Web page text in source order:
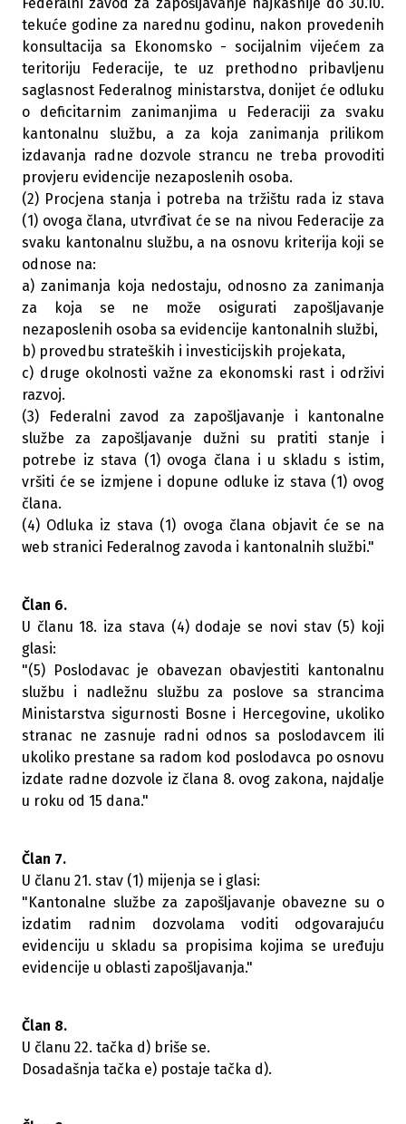
tekuće godine za narednu godinu, nakon provedenih
konsultacija sa Ekonomsko - socijalnim vijećem za
teritoriju Federacije, te uz prethodno pribavljenu
saglasnost Federalnog ministarstva, donijet će odluku
o deficitarnim zanimanjima u Federaciji za svaku
kantonalnu službu, a za koja zanimanja prilikom
izdavanja radne dozvole strancu ne treba provoditi
provjeru evidencije nezaposlenih osoba.
(2) Procjena stanja i potreba na tržištu rada iz stava
(1) ovoga člana, utvrđivat će se na nivou Federacije za
svaku kantonalnu službu, a na osnovu kriterija koji se
odnose na:
a) zanimanja koja nedostaju, odnosno za zanimanja
za koja se ne može osigurati zapošljavanje
nezaposlenih osoba sa evidencije kantonalnih službi,
b) provedbu strateških i investicijskih projekata,
c) druge okolnosti važne za ekonomski rast i održivi
razvoj.
(3) Federalni zavod za zapošljavanje i kantonalne
službe za zapošljavanje dužni su pratiti stanje i
potrebe iz stava (1) ovoga člana i u skladu s istim,
vršiti će se izmjene i dopune odluke iz stava (1) ovog
člana.
(4) Odluka iz stava (1) ovoga člana objavit će se na
web stranici Federalnog zavoda i kantonalnih službi."
Član 6.
U članu 18. iza stava (4) dodaje se novi stav (5) koji
glasi:
"(5) Poslodavac je obavezan obavjestiti kantonalnu
službu i nadležnu službu za poslove sa strancima
Ministarstva sigurnosti Bosne i Hercegovine, ukoliko
stranac ne zasnuje radni odnos sa poslodavcem ili
ukoliko prestane sa radom kod poslodavca po osnovu
izdate radne dozvole iz člana 8. ovog zakona, najdalje
u roku od 15 dana."
Član 7.
U članu 21. stav (1) mijenja se i glasi:
"Kantonalne službe za zapošljavanje obavezne su o
izdatim radnim dozvolama voditi odgovarajuću
evidenciju u skladu sa propisima kojima se uređuju
evidencije u oblasti zapošljavanja."
Član 8.
U članu 22. tačka d) briše se.
Dosadašnja tačka e) postaje tačka d).